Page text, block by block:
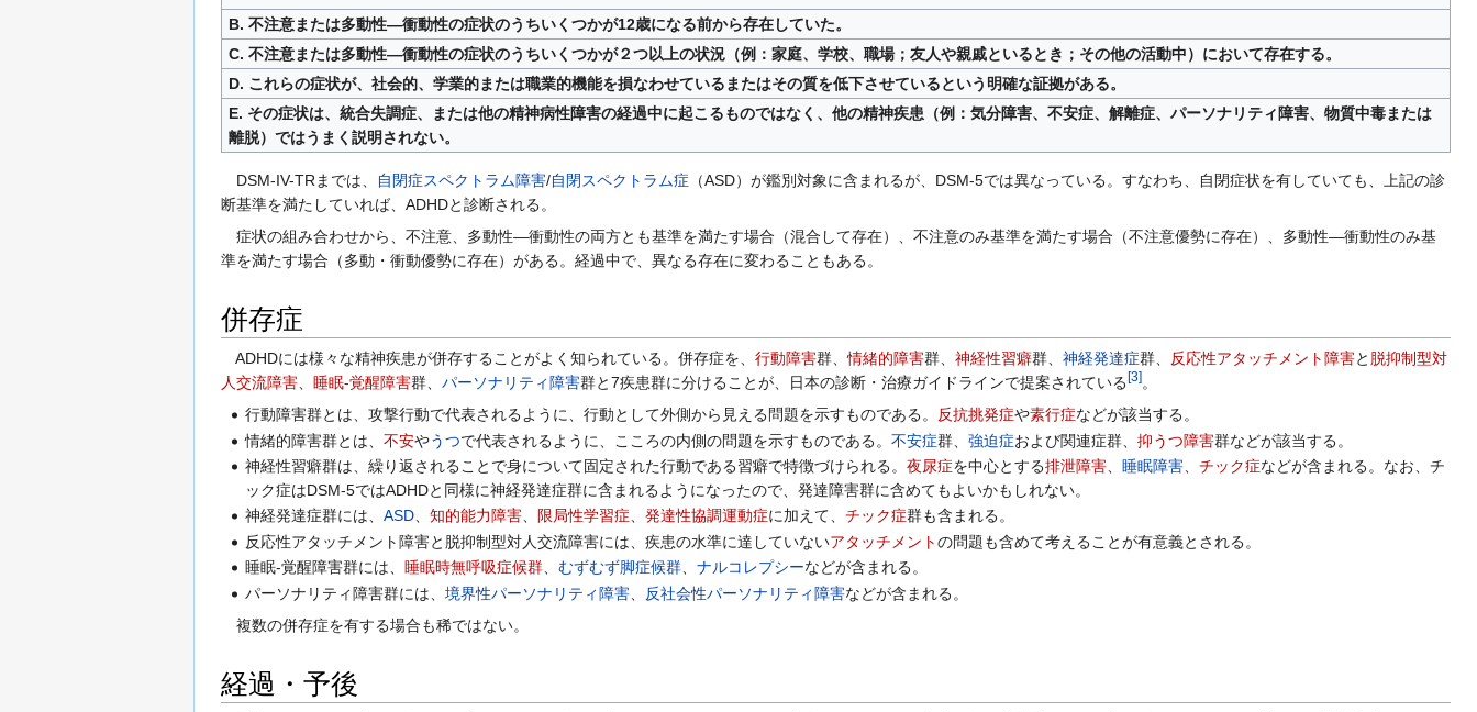
B. 不注意または多動性―衝動性の症状のうちいくつかが12歳になる前から存在していた。
C. 不注意または多動性―衝動性の症状のうちいくつかが２つ以上の状況（例：家庭、学校、職場；友人や親戚といるとき；その他の活動中）において存在する。
D. これらの症状が、社会的、学業的または職業的機能を損なわせているまたはその質を低下させているという明確な証拠がある。
E. その症状は、統合失調症、または他の精神病性障害の経過中に起こるものではなく、他の精神疾患（例：気分障害、不安症、解離症、パーソナリティ障害、物質中毒または
離脱）ではうまく説明されない。
DSM-IV-TRまでは、 自閉症スペクトラム障害/自閉スペクトラム症 （ASD）が鑑別対象に含まれるが、DSM-5では異なっている。すなわち、自閉症状を有していても、上記の診
断基準を満たしていれば、ADHDと診断される。
症状の組み合わせから、不注意、多動性―衝動性の両方とも基準を満たす場合（混合して存在）、不注意のみ基準を満たす場合（不注意優勢に存在）、多動性―衝動性のみ基
準を満たす場合（多動・衝動優勢に存在）がある。経過中で、異なる存在に変わることもある。
併存症
ADHDには様々な精神疾患が併存することがよく知られている。併存症を、 行動障害群、情緒的障害群、 神経性習癖群、 神経発達症群、 反応性アタッチメント障害と 脱抑制型対
人交流障害、 睡眠-覚醒障害群、 パーソナリティ障害群と7疾患群に分けることが、日本の診断・治療ガイドラインで提案されている [3]。
行動障害群とは、攻撃行動で代表されるように、行動として外側から見える問題を示すものである。 反抗挑発症や素行症などが該当する。
情緒的障害群とは、不安やうつで代表されるように、こころの内側の問題を示すものである。不安症群、強迫症および関連症群、抑うつ障害群などが該当する。
神経性習癖群は、繰り返されることで身について固定された行動である習癖で特徴づけられる。夜尿症を中心とする排泄障害 睡眠障害 、チック症などが含まれる。なお、チ
ック症はDSM-5ではADHDと同様に神経発達症群に含まれるようになったので、発達障害群に含めてもよいかもしれない。
神経発達症群には、ASD、知的能力障害、 限局性学習症、発達性協調運動症に加えて、チック症群も含まれる。
反応性アタッチメント障害と脱抑制型対人交流障害には、疾患の水準に達していないアタッチメントの問題も含めて考えることが有意義とされる。
睡眠-覚醒障害群には、 睡眠時無呼吸症候群 、むずむず脚症候群 、ナルコレプシーなどが含まれる。
パーソナリティ障害群には、境界性パーソナリティ障害 反社会性パーソナリティ障害などが含まれる。
複数の併存症を有する場合も稀ではない。
経過・予後